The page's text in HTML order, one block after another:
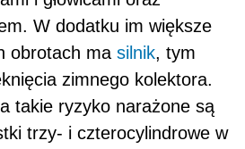
W dodatku im większe
obrotach ma silnik, tym
zimnego kolektora.
takie ryzyko narażone są
trzy- i czterocylindrowe w